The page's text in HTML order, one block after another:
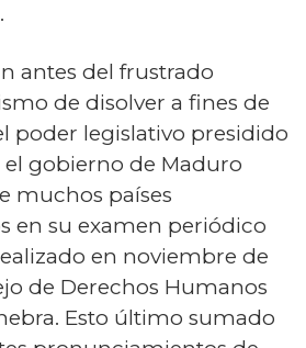
antes del frustrado
de disolver a fines de
poder legislativo presidido
gobierno de Maduro
muchos países
en su examen periódico
en noviembre de
de Derechos Humanos
Esto último sumado